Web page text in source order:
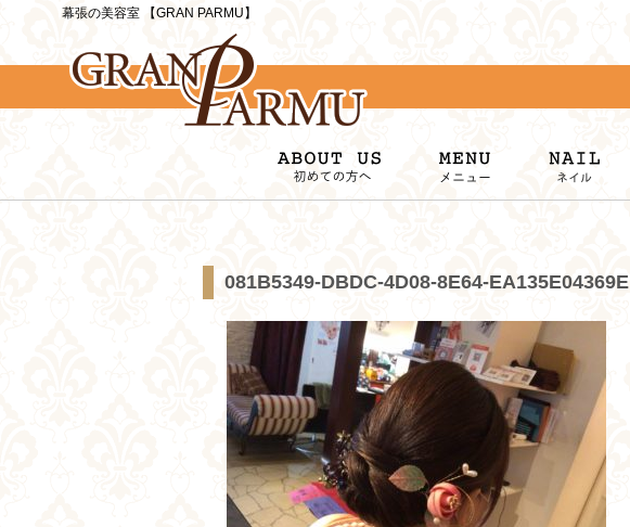
幕張の美容室 【GRAN PARMU】
081B5349-DBDC-4D08-8E64-EA135E04369E